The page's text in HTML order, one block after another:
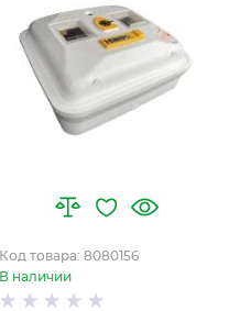
Код товара: 8080156
В наличии